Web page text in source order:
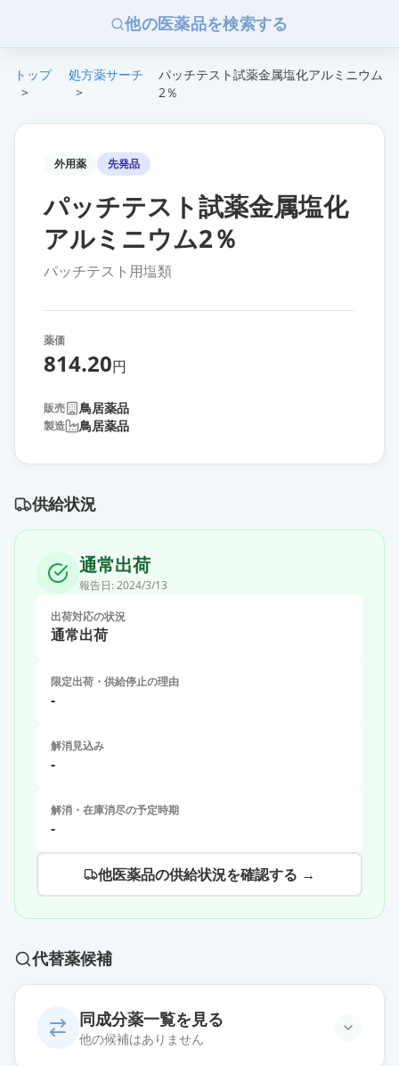
他の医薬品を検索する
トップ
>
処方薬サーチ
>
パッチテスト試薬金属塩化アルミニウム
2％
外用薬 先発品
パッチテスト試薬金属塩化
アルミニウム2％
パッチテスト用塩類
薬価
814.20円
販売 鳥居薬品
製造 鳥居薬品
供給状況
通常出荷
報告日: 2024/3/13
出荷対応の状況
通常出荷
限定出荷・供給停止の理由
-
解消見込み
-
解消・在庫消尽の予定時期
-
他医薬品の供給状況を確認する →
代替薬候補
同成分薬一覧を見る
他の候補はありません